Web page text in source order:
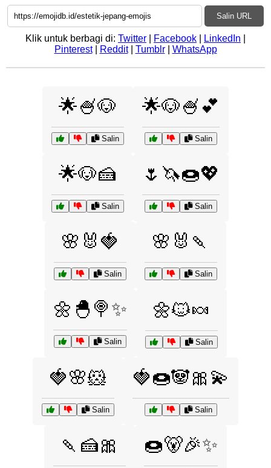
Salin URL
Klik untuk berbagi di: Twitter Facebook LinkedIn
Pinterest| Reddit| Tumblr| WhatsApp
🌟🍧🐶
Salin
🌟🐶🍧💕
Salin
🌟🐶🍰
Salin
🌷🦄🍩💖
Salin
🌸🐰🍓
Salin
🌸🐰🍡
Salin
🌼🐣🍭✨
Salin
🌼🐱🍬
Salin
🍓🌸🐹
Salin
🍓🍩🐼🎀💫
Salin
🍡🍰🎀 🍩🐻🎉✨